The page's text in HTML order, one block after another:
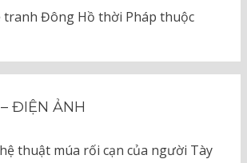
tranh Đông Hồ thời Pháp thuộc
ĐIỆN ẢNH
thuật múa rối cạn của người Tày